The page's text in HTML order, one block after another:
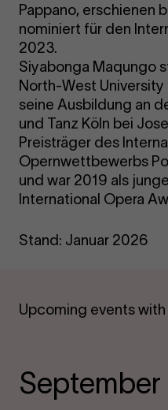
Pappano, erschienen
nominiert für den
2023.
Siyabonga Maqungo
North-West
seine Ausbildung an
und Tanz Köln bei
Preisträger des
Opernwettbewerbs
und war 2019 als
International Opera
Stand: Januar 2026
Upcoming events
September